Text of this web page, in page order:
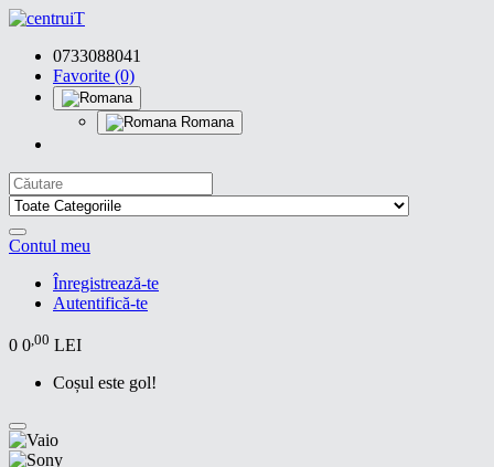
0733088041
Favorite (0)
Romana
Contul meu
Înregistrează-te
Autentifică-te
0 0,00 LEI
Coșul este gol!